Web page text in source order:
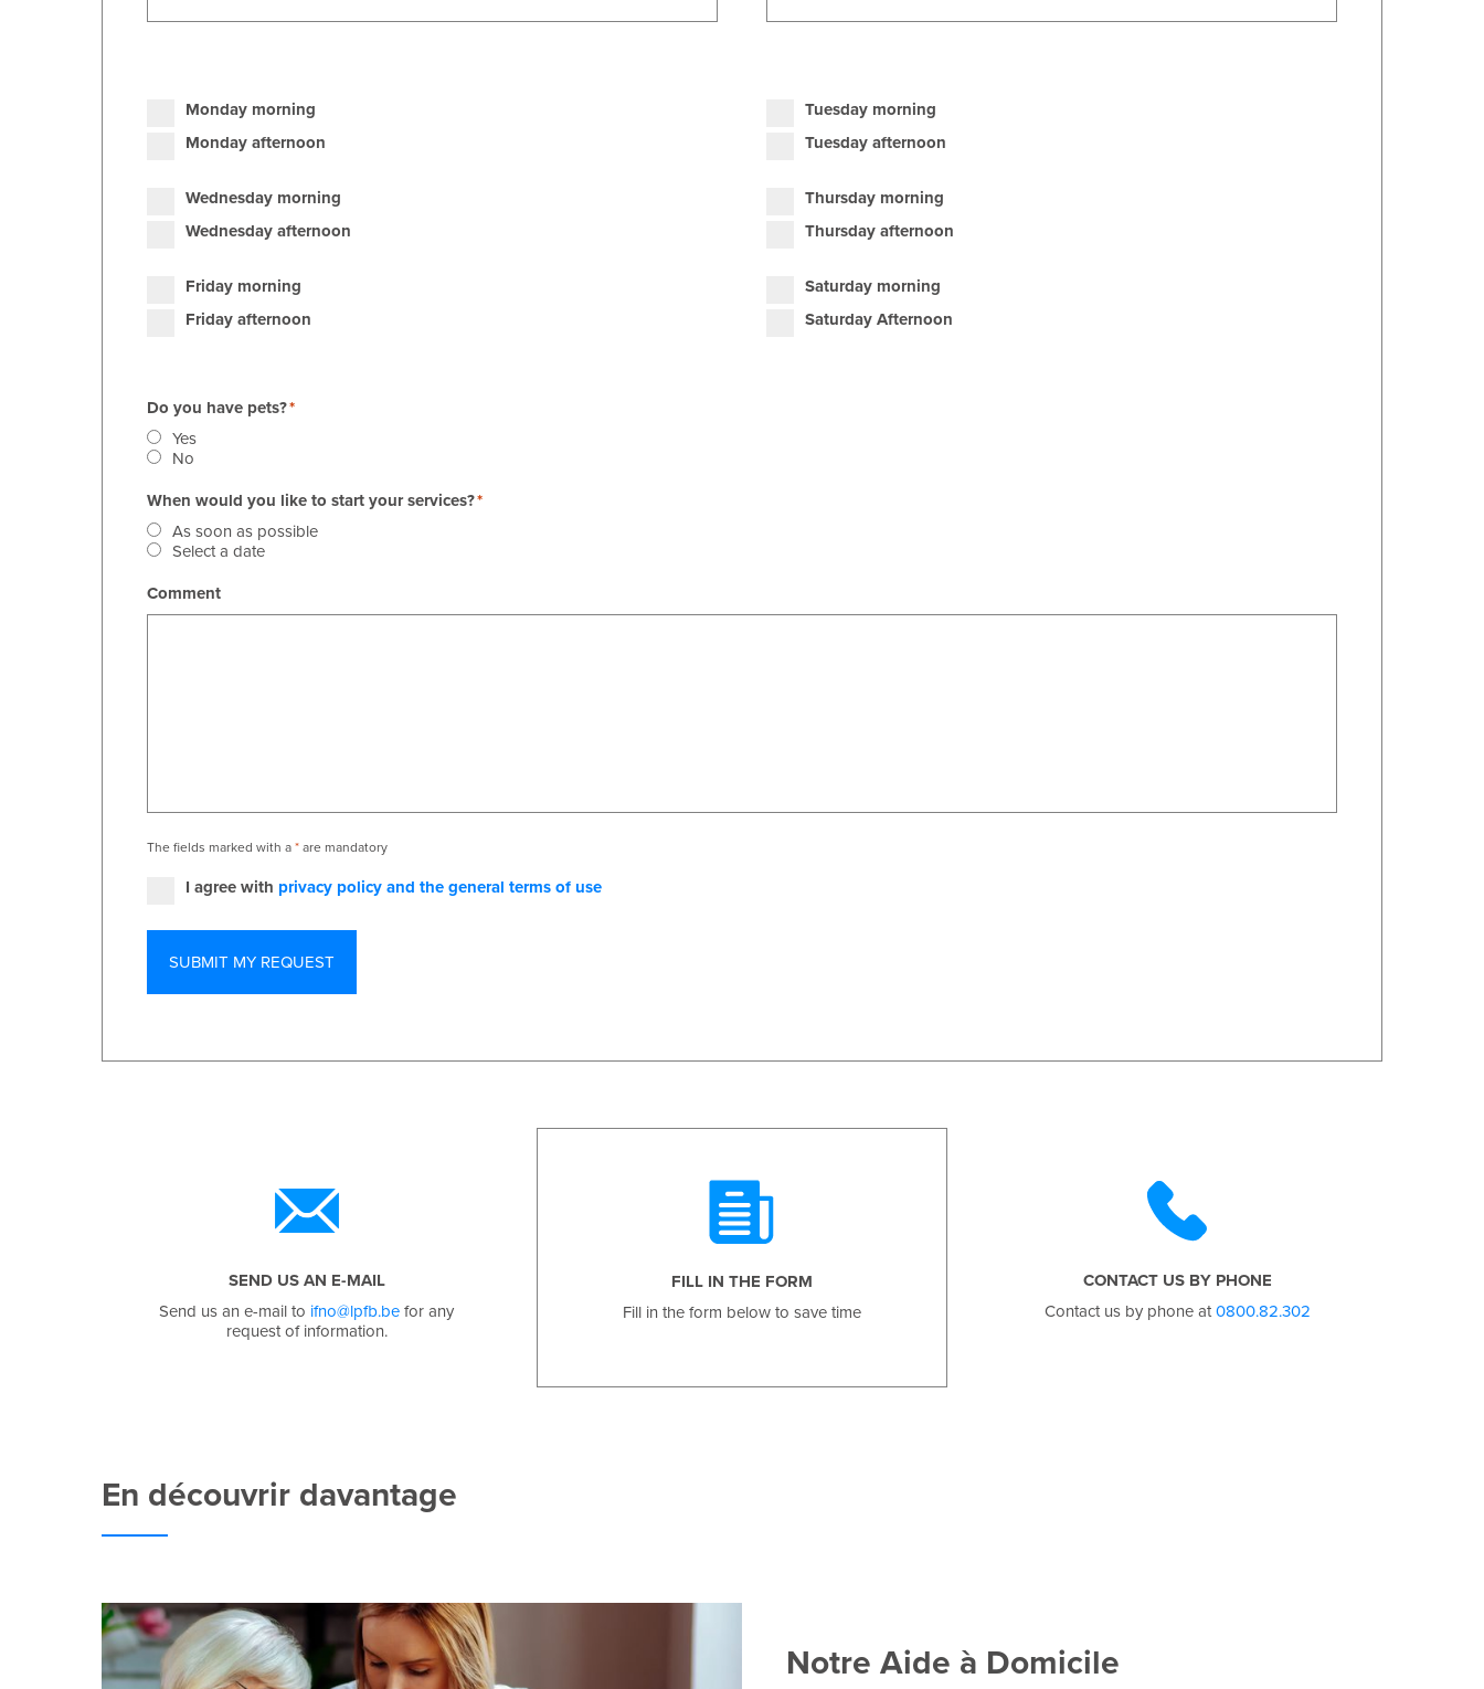
Monday morning
Monday afternoon
Tuesday morning
Tuesday afternoon
Wednesday morning
Wednesday afternoon
Thursday morning
Thursday afternoon
Friday morning
Friday afternoon
Saturday morning
Saturday Afternoon
Do you have pets?
Yes
No
When would you like to start your services?
As soon as possible
Select a date
Comment
The fields marked with a * are mandatory
I agree with privacy policy and the general terms of use
SEND US AN E-MAIL
Send us an e-mail to ifno@lpfb.be for any
request of information.
FILL IN THE FORM
Fill in the form below to save time
CONTACT US BY PHONE
Contact us by phone at0800.82.302
En découvrir davantage
Notre Aide à Domicile